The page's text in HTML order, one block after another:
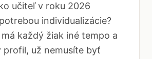
učiteľ v roku 2026
individualizácie?
každý žiak iné tempo a
profil, už nemusíte byť